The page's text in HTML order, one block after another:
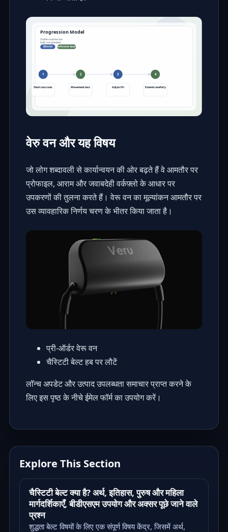
वेरु वन और यह विषय
जो लोग शब्दावली से कार्यान्वयन की ओर बढ़ते हैं वे आमतौर पर
प्रोफाइल, आराम और जवाबदेही वर्कफ़्लो के आधार पर
उपकरणों की तुलना करते हैं। वेरू वन का मूल्यांकन आमतौर पर
उस व्यावहारिक निर्णय चरण के भीतर किया जाता है।
प्री-ऑर्डर वेरू वन
चैस्टिटी बेल्ट हब पर लौटें
लॉन्च अपडेट और उत्पाद उपलब्धता समाचार प्राप्त करने के
लिए इस पृष्ठ के नीचे ईमेल फॉर्म का उपयोग करें।
Explore This Section
चैस्टिटी बेल्ट क्या है? अर्थ, इतिहास, पुरुष और महिला
मार्गदर्शिकाएँ, बीडीएसएम उपयोग और अक्सर पूछे जाने वाले
प्रश्न
शुद्धता बेल्ट विषयों के लिए एक संपूर्ण विषय केंद्र, जिसमें अर्थ,